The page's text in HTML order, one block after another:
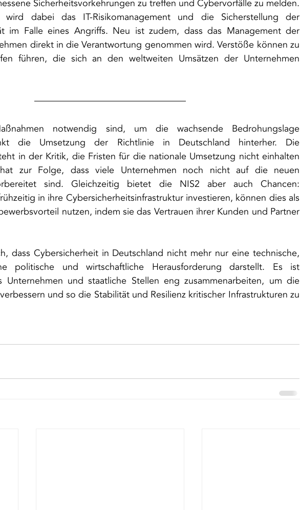
Sicherheitsvorkehrungen zu treffen und Cybervorfälle zu melden.
wird dabei das IT-Risikomanagement und die Sicherstellung der
im Falle eines Angriffs. Neu ist zudem, dass das Management der
direkt in die Verantwortung genommen wird. Verstöße können zu
führen, die sich an den weltweiten Umsätzen der Unternehmen
notwendig sind, um die wachsende Bedrohungslage
die Umsetzung der Richtlinie in Deutschland hinterher. Die
in der Kritik, die Fristen für die nationale Umsetzung nicht einhalten
zur Folge, dass viele Unternehmen noch nicht auf die neuen
sind. Gleichzeitig bietet die NIS2 aber auch Chancen:
in ihre Cybersicherheitsinfrastruktur investieren, können dies als
nutzen, indem sie das Vertrauen ihrer Kunden und Partner
dass Cybersicherheit in Deutschland nicht mehr nur eine technische,
politische und wirtschaftliche Herausforderung darstellt. Es ist
Unternehmen und staatliche Stellen eng zusammenarbeiten, um die
und so die Stabilität und Resilienz kritischer Infrastrukturen zu